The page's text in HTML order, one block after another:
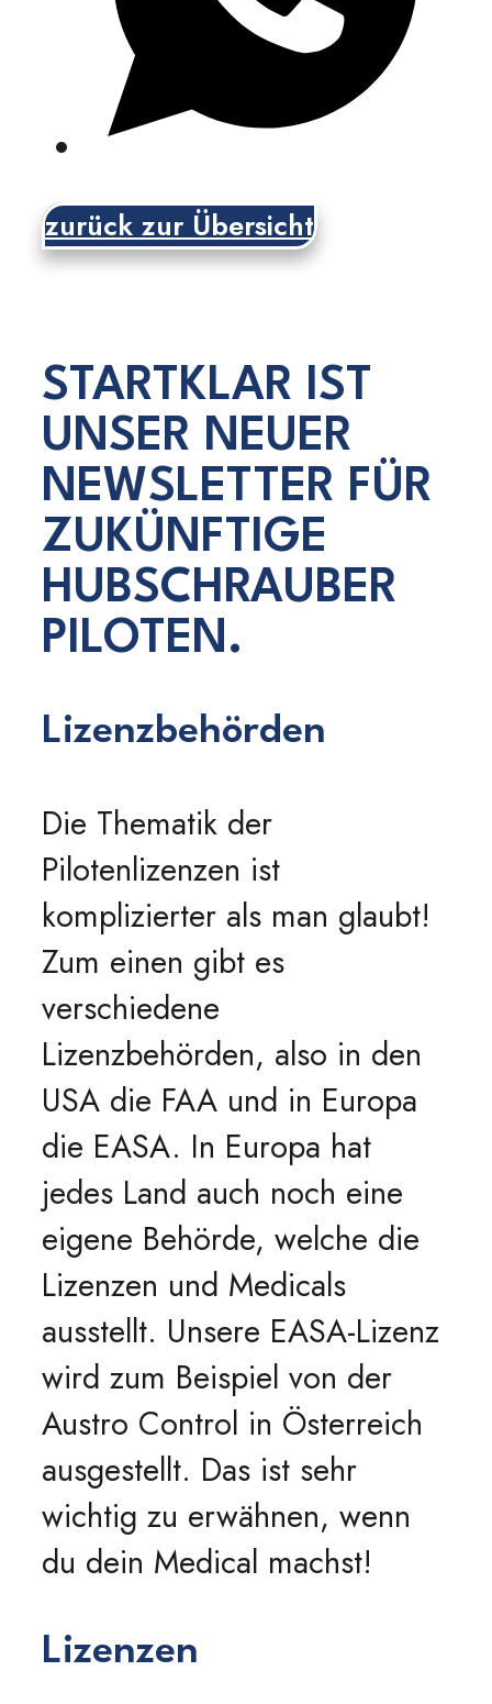
zurück zur Übersicht
STARTKLAR IST
UNSER NEUER
NEWSLETTER FÜR
ZUKÜNFTIGE
HUBSCHRAUBER
PILOTEN.
Lizenzbehörden
Die Thematik der
Pilotenlizenzen ist
komplizierter als man glaubt!
Zum einen gibt es
verschiedene
Lizenzbehörden, also in den
USA die FAA und in Europa
die EASA. In Europa hat
jedes Land auch noch eine
eigene Behörde, welche die
Lizenzen und Medicals
ausstellt. Unsere EASA-Lizenz
wird zum Beispiel von der
Austro Control in Österreich
ausgestellt. Das ist sehr
wichtig zu erwähnen, wenn
du dein Medical machst!
Lizenzen